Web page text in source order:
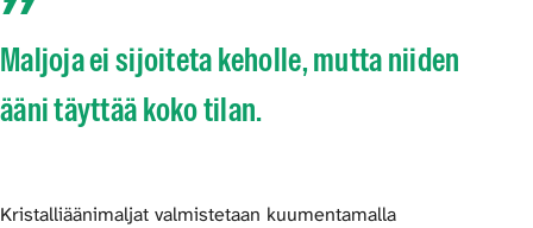
Maljoja ei sijoiteta keholle, mutta niiden
ääni täyttää koko tilan.
Kristalliäänimaljat valmistetaan kuumentamalla